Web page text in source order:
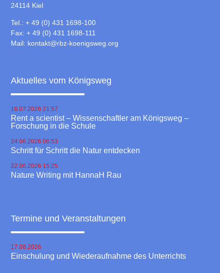
24114 Kiel
Tel.: + 49 (0) 431 1698-100
Fax: + 49 (0) 431 1698-111
Mail: kontakt@rbz-koenigsweg.org
Aktuelles vom Königsweg
16.07.2026 21:57
Rent a scientist – Wissenschaftler am Königsweg –
Forschung in die Schule
24.06.2026 06:53
Schritt für Schritt die Natur entdecken
22.06.2026 15:25
Nature Writing mit HannaH Rau
Termine und Veranstaltungen
17.08.2026
Einschulung und Wiederaufnahme des Unterrichts